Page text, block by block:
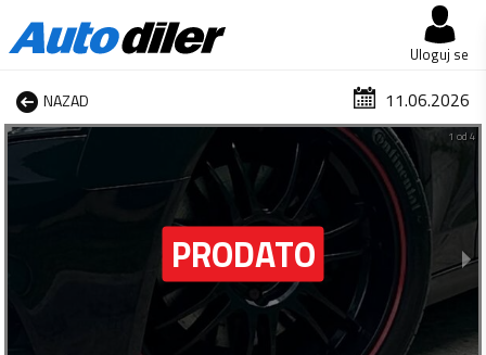
Uloguj se
NAZAD 11.06.2026
1 od 4